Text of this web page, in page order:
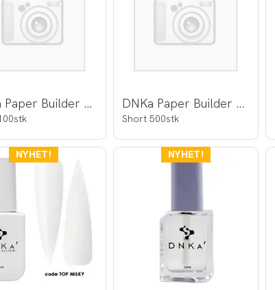
DNKa Paper Builder Nail Forms DNKa Paper Builder Nail Forms
Short 500stk